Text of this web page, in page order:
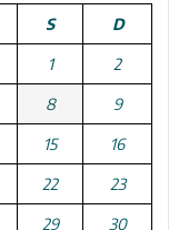
S D
1 2
8 9
15 16
22 23
29 30